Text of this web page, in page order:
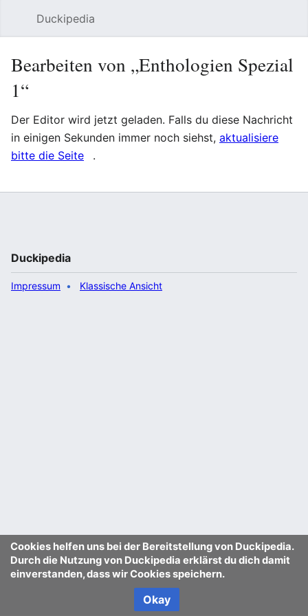
Duckipedia
Bearbeiten von „Enthologien Spezial
1“
Der Editor wird jetzt geladen. Falls du diese Nachricht
in einigen Sekunden immer noch siehst, aktualisiere
bitte die Seite
.
Cookies helfen uns bei der Bereitstellung von Duckipedia.
Durch die Nutzung von Duckipedia erklärst du dich damit
einverstanden, dass wir Cookies speichern.
Okay
Duckipedia
Impressum Klassische Ansicht